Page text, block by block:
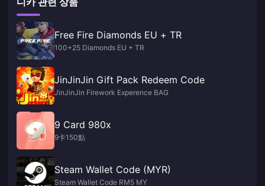
Free Fire Diamonds EU + TR
100+25 Diamonds EU + TR
JinJinJin Gift Pack Redeem Code
JinJinJin Firework Experence BAG
9 Card 980x
9卡150點
Steam Wallet Code (MYR)
Steam Wallet Code RM5 MY